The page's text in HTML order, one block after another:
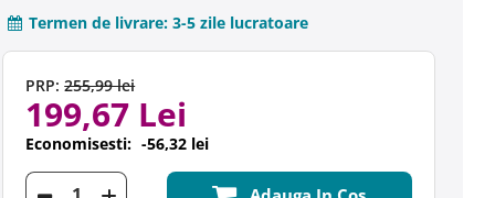
Termen de livrare: 3-5 zile lucratoare
PRP:255,99 lei
199,67 Lei
Economisesti: -56,32 lei